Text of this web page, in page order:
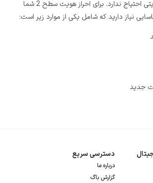
آن به هیچ مدرک هویتی احتیاج ندارد. برای احراز هویت سطح 2 شما
نیاز دارید که شامل یکی از موارد زیر است:
جدید
دسترسی سریع
درباره ما
گزارش باگ